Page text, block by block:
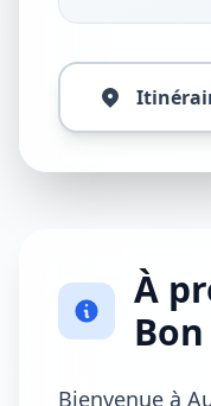
À
Bienvenue à